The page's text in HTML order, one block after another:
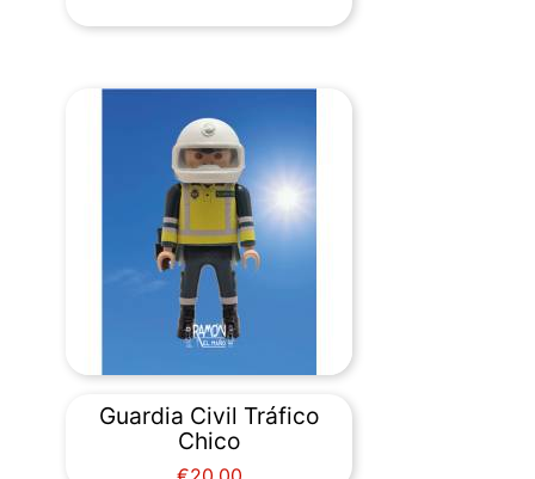
Guardia Civil Tráfico
Chico
Price